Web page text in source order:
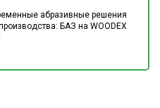
абразивные решения
БАЗ на WOODEX